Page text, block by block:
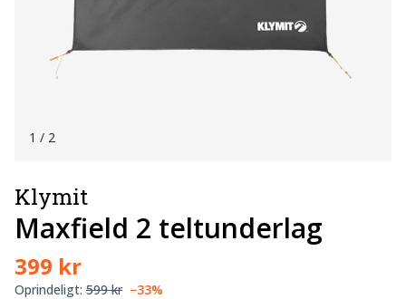
1 / 2
Klymit
Maxfield 2 teltunderlag
399 kr
Oprindeligt: 599 kr −33%